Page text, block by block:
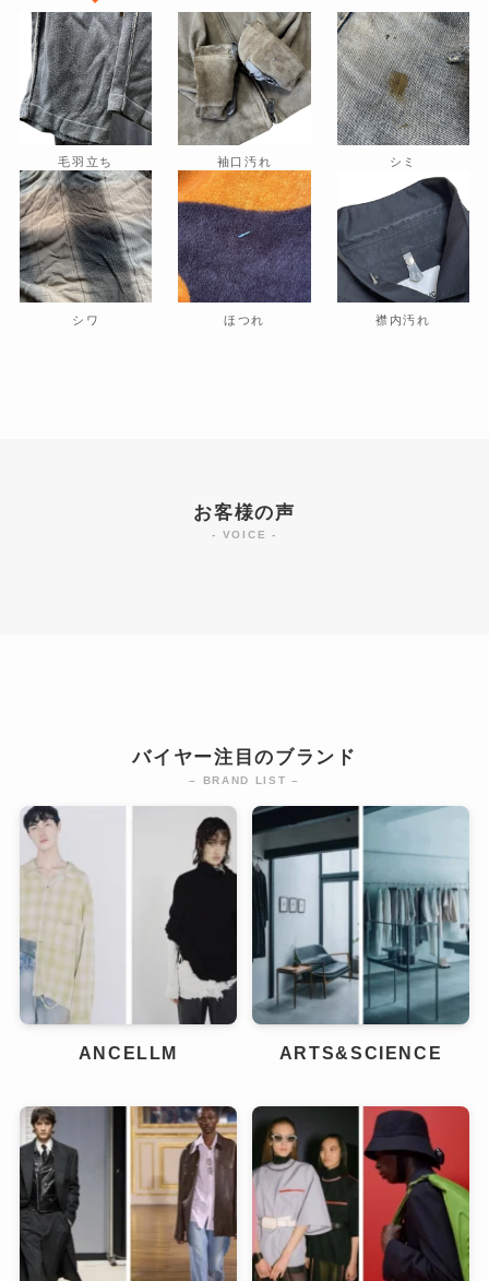
毛羽立ち 袖口汚れ シミ
シワ ほつれ 襟内汚れ
お客様の声
- VOICE -
バイヤー注目のブランド
– BRAND LIST –
ANCELLM ARTS&SCIENCE